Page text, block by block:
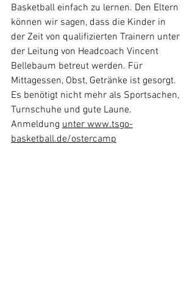
Basketball einfach zu lernen. Den Eltern
können wir sagen, dass die Kinder in
der Zeit von qualifizierten Trainern unter
der Leitung von Headcoach Vincent
Bellebaum betreut werden. Für
Mittagessen, Obst, Getränke ist gesorgt.
Es benötigt nicht mehr als Sportsachen,
Turnschuhe und gute Laune.
Anmeldung unter www.tsgo-
basketball.de/ostercamp